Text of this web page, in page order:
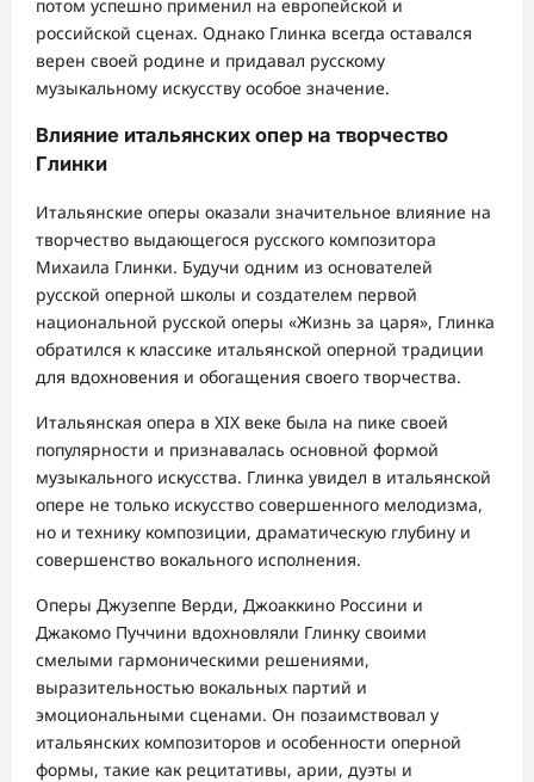
потом успешно применил на европейской и
российской сценах. Однако Глинка всегда оставался
верен своей родине и придавал русскому
музыкальному искусству особое значение.
Влияние итальянских опер на творчество
Глинки
Итальянские оперы оказали значительное влияние на
творчество выдающегося русского композитора
Михаила Глинки. Будучи одним из основателей
русской оперной школы и создателем первой
национальной русской оперы «Жизнь за царя», Глинка
обратился к классике итальянской оперной традиции
для вдохновения и обогащения своего творчества.
Итальянская опера в XIX веке была на пике своей
популярности и признавалась основной формой
музыкального искусства. Глинка увидел в итальянской
опере не только искусство совершенного мелодизма,
но и технику композиции, драматическую глубину и
совершенство вокального исполнения.
Оперы Джузеппе Верди, Джоаккино Россини и
Джакомо Пуччини вдохновляли Глинку своими
смелыми гармоническими решениями,
выразительностью вокальных партий и
эмоциональными сценами. Он позаимствовал у
итальянских композиторов и особенности оперной
формы, такие как рецитативы, арии, дуэты и